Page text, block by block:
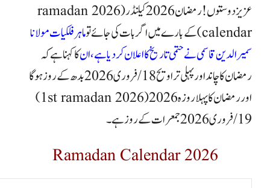
عزیز دوستوں ! رمضان 2026 کیلنڈر (ramadan 2026
calendar) کے بارے میں اگر بات کی جائے تو
ماہر فلکیات مولانا
سمیرالدین قاسمی نے حتمی تاریخ کا اعلان کردیا ہے ،انکا کہنا ہے کہ
رمضان کا چاند اور پہلی تراویح 18/ فروری 2026 بدھ کے روز ہوگا
اور رمضان کا پہلا روزہ 2026 (1st ramadan 2026)
19/ فروری 2026 جمعرات کے روز ہے۔
Ramadan Calendar 2026